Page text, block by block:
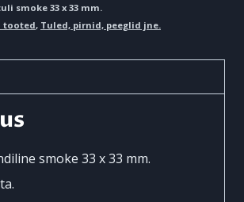
smoke 33 x 33 mm.
tooted, Tuled, pirnid, peeglid jne.
smoke 33 x 33 mm.